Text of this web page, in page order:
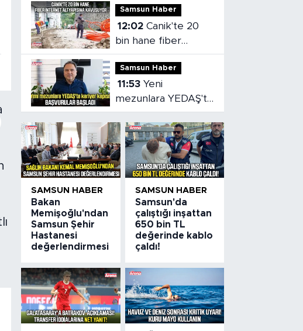
paniği
Samsun Haber
12:02 Canik'te 20
bin hane fiber
internet altyapısına
kavuşuyor
Samsun Haber
11:53
mezunlara YEDAŞ'ta
kariyer kapısı!
Başvurular başladı
SAMSUN HABER
Bakan
Memişoğlu'ndan
Samsun Şehir
Hastanesi
değerlendirmesi
SAMSUN HABER
Samsun'da
çalıştığı inşattan
650 bin TL
değerinde kablo
çaldı!